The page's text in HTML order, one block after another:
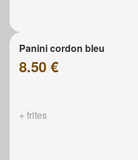
Panini cordon bleu
8.50 €
+ frites